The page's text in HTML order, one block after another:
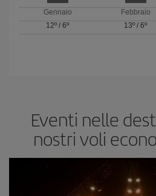
Gennaio
12º /6º
Febbraio
13º / 6º
Eventi nelle
nostri voli